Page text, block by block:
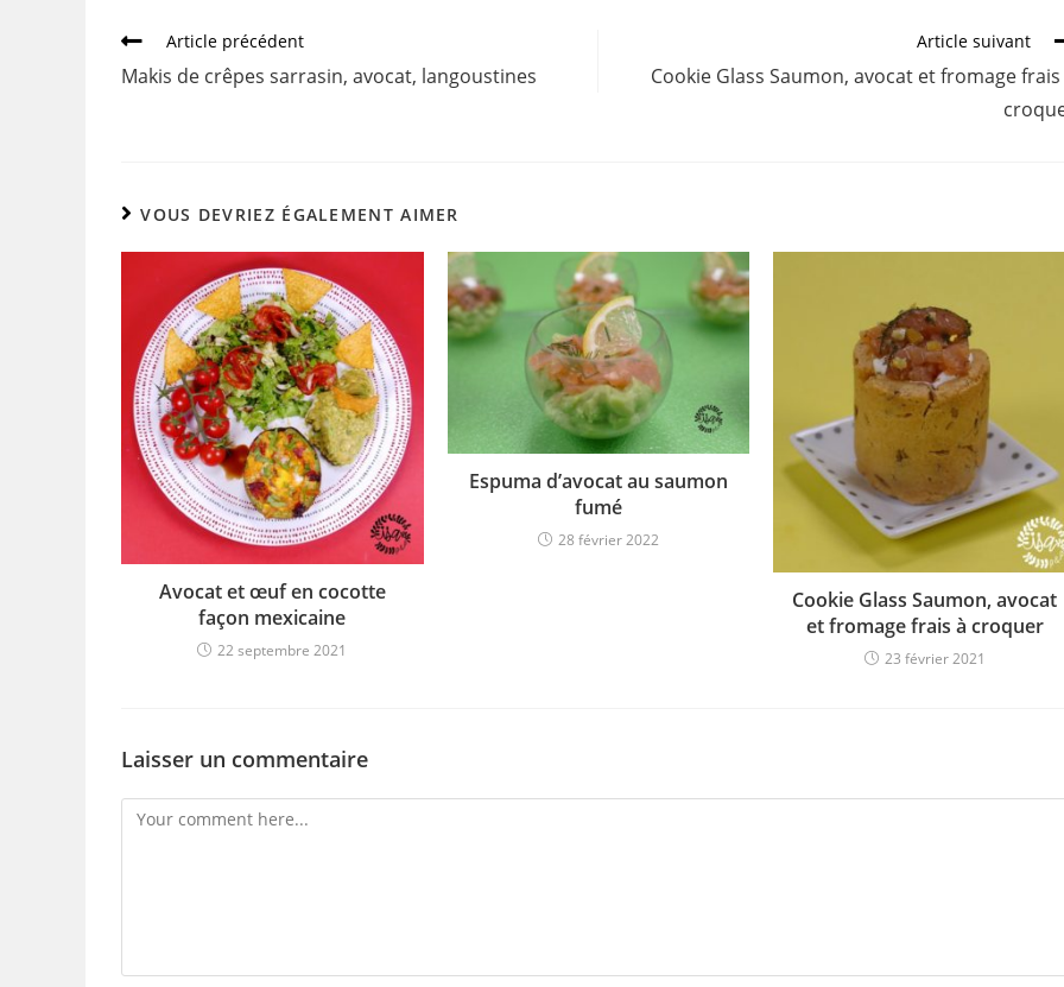
b
o
Article précédent
Makis de crêpes sarrasin, avocat, langoustines
Article suivant
Cookie Glass Saumon, avocat et fromage frais
VOUS DEVRIEZ ÉGALEMENT AIMER
Avocat et œuf en cocotte
façon mexicaine
22 septembre 2021
Espuma d’avocat au saumon
fumé
28 février 2022
Cookie Glass Saumon, avocat
et fromage frais à croquer
23 février 2021
Laisser un commentaire